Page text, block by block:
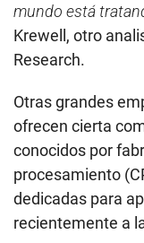
mundo está
Krewell, otro
Research.
Otras grandes
ofrecen cierta
conocidos por
procesamiento
dedicadas para
recientemente a